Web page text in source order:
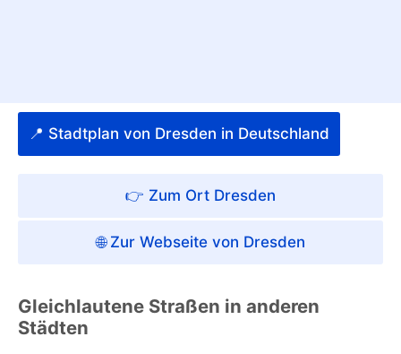
📍 Stadtplan von Dresden in Deutschland
👉 Zum Ort Dresden
🌐 Zur Webseite von Dresden
Gleichlautene Straßen in anderen
Städten